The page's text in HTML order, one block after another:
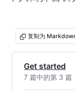
复制为
Get started
7 篇中的第 3 篇